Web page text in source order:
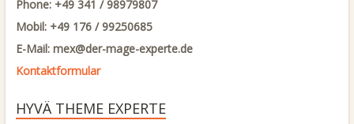
Phone: +49 341 / 98979807
Mobil: +49 176 / 99250685
E-Mail: mex@der-mage-experte.de
Kontaktformular
HYVÄ THEME EXPERTE